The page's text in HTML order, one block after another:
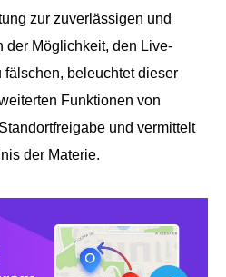
zur zuverlässigen und
der Möglichkeit, den Live-
fälschen, beleuchtet dieser
Funktionen von
und vermittelt
der Materie.